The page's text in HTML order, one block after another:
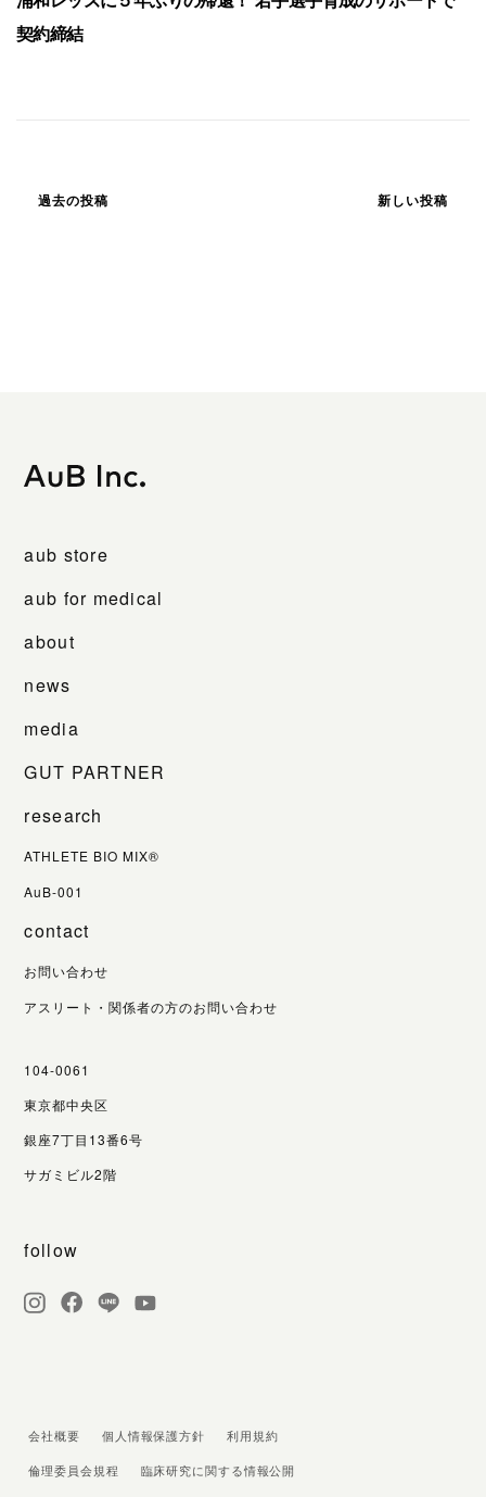
契約締結
稿
ン
過去の投稿 新しい投稿
aub store
aub for medical
about
news
media
GUT PARTNER
research
ATHLETE BIO MIX®
AuB-001
contact
お問い合わせ
アスリート・関係者の方のお問い合わせ
104-0061
東京都中央区
銀座7丁目13番6号
サガミビル2階
follow
会社概要 個人情報保護方針
利用規約
倫理委員会規程
臨床研究に関する情報公開